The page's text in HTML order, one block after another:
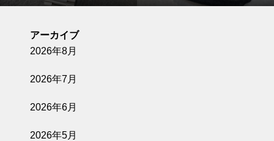
アーカイブ
2026年8月
2026年7月
2026年6月
2026年5月